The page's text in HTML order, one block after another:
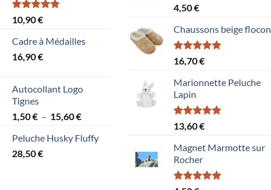
Note5.00
sur 5
10,90€
Cadre à Médailles
16,90€
Autocollant Logo
Tignes
1,50€ – 15,60€Plage
prix :
Peluche Husky Fluffy
28,50€
Note5.00
sur 5
4,50€
Chaussons beige flocon
Note5.00
sur 5
16,70€
Marionnette Peluche
Lapin
Note5.00
sur 5
13,60€
Magnet Marmotte sur
Rocher